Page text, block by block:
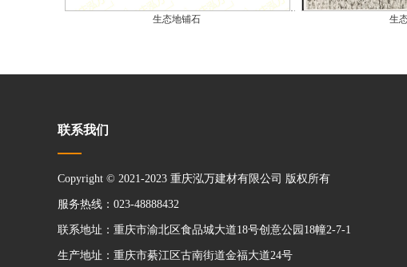
生态地铺石 生
联系我们
Copyright © 2021-2023 重庆泓万建材有限公司 版权所有
服务热线：023-48888432
联系地址：重庆市渝北区食品城大道18号创意公园18幢2-7-1
生产地址：重庆市綦江区古南街道金福大道24号